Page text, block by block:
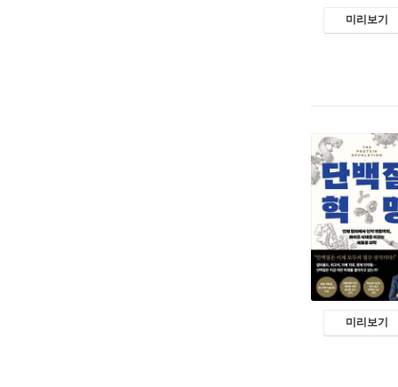
미리보기
미리보기